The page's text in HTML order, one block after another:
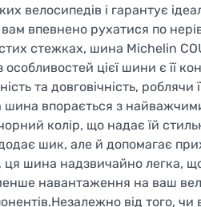
велосипедів і гарантує
вам впевнено рухатися по
стежках, шина Michelin
цієї шини є її
та довговічність, роблячи
шина впорається з
колір, що надає їй
шик, але й допомагає
шина надзвичайно легка,
навантаження на ваш
від того, чи